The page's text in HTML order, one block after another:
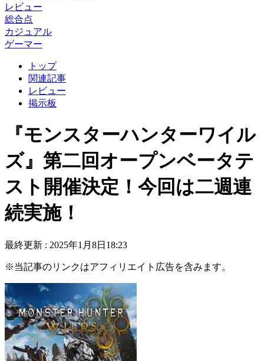
レビュー
総合点
カジュアル
ゲーマー
トップ
関連記事
レビュー
掲示板
『モンスターハンターワイル
ズ』第二回オープンベータテ
スト開催決定！今回は二週連
続実施！
最終更新 : 2025年1月8日18:23
※当記事のリンクはアフィリエイト広告を含みます。